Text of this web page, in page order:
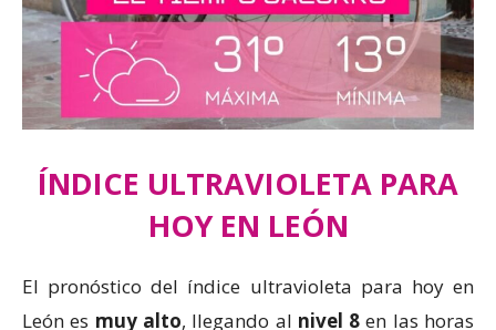
ÍNDICE ULTRAVIOLETA PARA
HOY EN LEÓN
El pronóstico del índice ultravioleta para hoy en
León es muy alto, llegando al nivel 8 en las horas